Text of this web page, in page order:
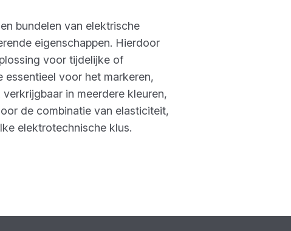
bundelen van elektrische
eigenschappen. Hierdoor
voor tijdelijke of
essentieel voor het markeren,
in meerdere kleuren,
de combinatie van elasticiteit,
elektrotechnische klus.